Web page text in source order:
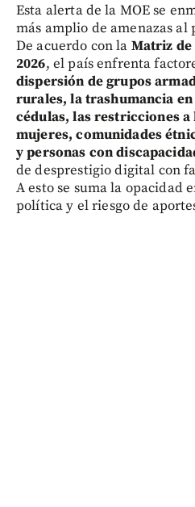
Esta alerta de la MOE se
más amplio de amenazas al
De acuerdo con la Matriz de
2026, el país enfrenta
dispersión de grupos
rurales, la trashumancia
cédulas, las restricciones
mujeres, comunidades
y personas con
de desprestigio digital con
A esto se suma la opacidad
política y el riesgo de